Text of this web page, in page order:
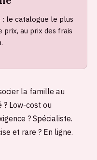
: le catalogue le plus
au prix des frais
la famille au
? Low-cost ou
? Spécialiste.
et rare ? En ligne.